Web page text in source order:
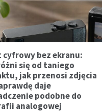
cyfrowy bez ekranu:
się od taniego
jak przenosi zdjęcia
daje
podobne do
analogowej